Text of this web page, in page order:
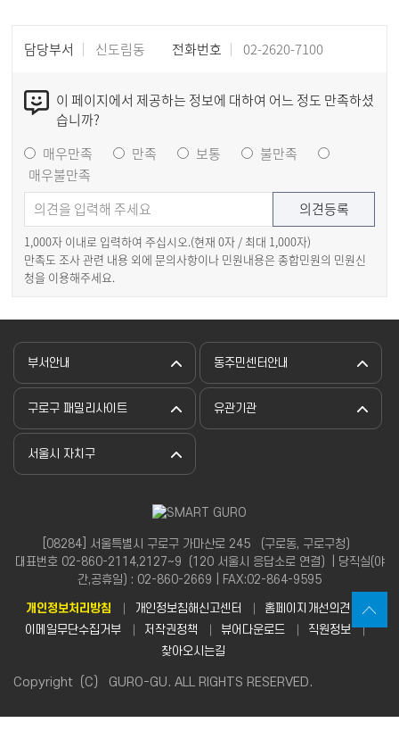
담당부서 신도림동 전화번호 02-2620-7100
이 페이지에서 제공하는 정보에 대하여 어느 정도 만족하셨
습니까?
매우만족
만족 보통
불만족
매우불만족
1,000자 이내로 입력하여 주십시오.(현재 0자 / 최대 1,000자)
만족도 조사 관련 내용 외에 문의사항이나 민원내용은 종합민원의 민원신
청을 이용해주세요.
부서안내 동주민센터안내
구로구 패밀리사이트 유관기관
서울시 자치구
[08284] 서울특별시 구로구 가마산로 245 （구로동, 구로구청）
대표번호 02-860-2114,2127~9（120 서울시 응답소로 연결）| 당직실(야
간,공휴일) : 02-860-2669 | FAX:02-864-9595
개인정보처리방침 개인정보침해신고센터
홈페이지개선의견
이메일무단수집거부
저작권정책 뷰어다운로드
직원정보
찾아오시는길
Copyright（C） GURO-GU. ALL RIGHTS RESERVED.